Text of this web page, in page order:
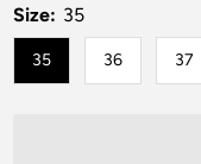
Size: 35
35 36 37